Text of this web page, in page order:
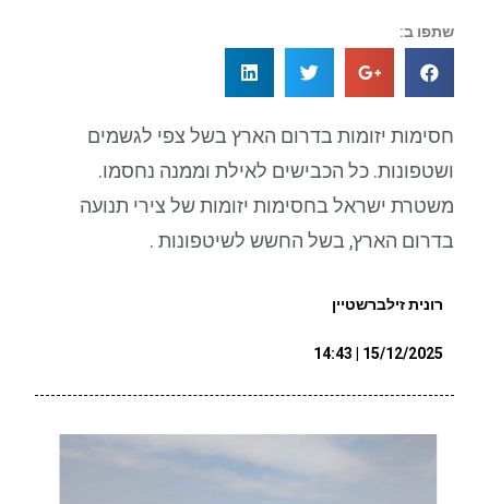
שתפו ב:
חסימות יזומות בדרום הארץ בשל צפי לגשמים
ושטפונות. כל הכבישים לאילת וממנה נחסמו.
משטרת ישראל בחסימות יזומות של צירי תנועה
בדרום הארץ, בשל החשש לשיטפונות .
רונית זילברשטיין
15/12/2025 | 14:43